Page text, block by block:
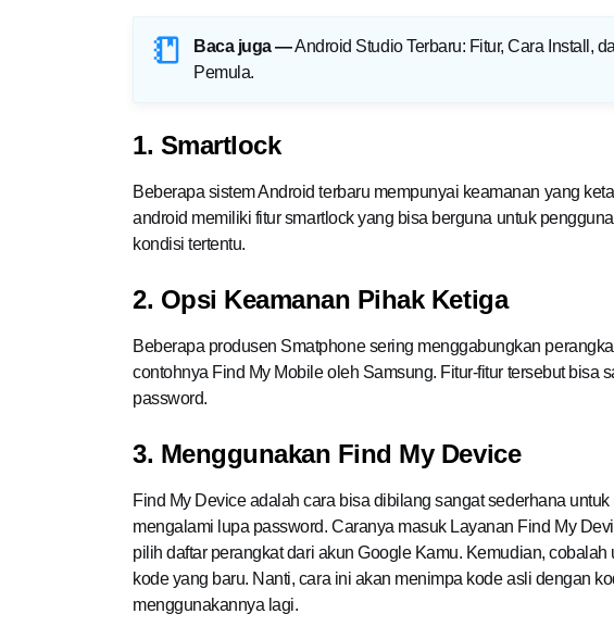
Baca juga —Android Studio Terbaru: Fitur, Cara Install,
Pemula.
1. Smartlock
Beberapa sistem Android terbaru mempunyai keamanan yang
android memiliki fitur smartlock yang bisa berguna untuk
kondisi tertentu.
2. Opsi Keamanan Pihak Ketiga
Beberapa produsen Smatphone sering menggabungkan
contohnya Find My Mobile oleh Samsung. Fitur-fitur tersebut bisa
password.
3. Menggunakan Find My Device
Find My Device adalah cara bisa dibilang sangat sederhana
mengalami lupa password. Caranya masuk Layanan Find My
pilih daftar perangkat dari akun Google Kamu. Kemudian,
kode yang baru. Nanti, cara ini akan menimpa kode asli dengan
menggunakannya lagi.